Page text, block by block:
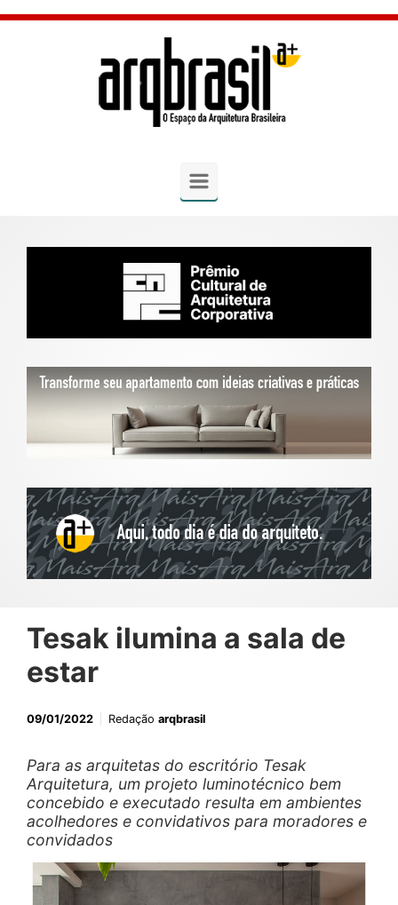
Skip to main content
Tesak ilumina a sala de
estar
09/01/2022 Redação arqbrasil
Para as arquitetas do escritório Tesak
Arquitetura, um projeto luminotécnico bem
concebido e executado resulta em ambientes
acolhedores e convidativos para moradores e
convidados